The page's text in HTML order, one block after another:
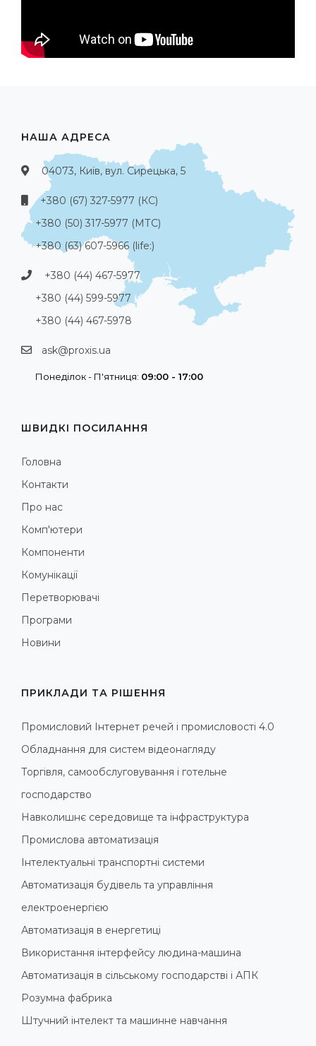
НАША АДРЕСА
04073, Київ, вул. Сирецька, 5
+380 (67) 327-5977 (КС)
+380 (50) 317-5977 (МТС)
+380 (63) 607-5966 (life:)
+380 (44) 467-5977
+380 (44) 599-5977
+380 (44) 467-5978
ask@proxis.ua
Понеділок - П'ятниця: 09:00 - 17:00
ШВИДКІ ПОСИЛАННЯ
Головна
Контакти
Про нас
Комп'ютери
Компоненти
Комунікації
Перетворювачі
Програми
Новини
ПРИКЛАДИ ТА РІШЕННЯ
Промисловий Інтернет речей і промисловості 4.0
Обладнання для систем відеонагляду
Торгівля, самообслуговування і готельне
господарство
Навколишнє середовище та інфраструктура
Промислова автоматизація
Інтелектуальні транспортні системи
Автоматизація будівель та управління
електроенергією
Автоматизація в енергетиці
Використання інтерфейсу людина-машина
Автоматизація в сільському господарстві і АПК
Розумна фабрика
Штучний інтелект та машинне навчання